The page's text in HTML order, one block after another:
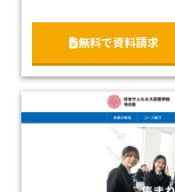
無料で資料請求